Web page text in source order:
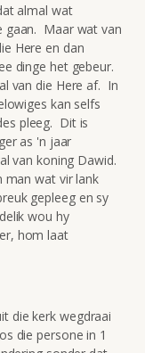
almal wat
gaan. Maar wat van
Here en dan
dinge het gebeur.
van die Here af. In
kan selfs
pleeg. Dit is
as 'n jaar
van koning Dawid.
man wat vir lank
gepleeg en sy
wou hy
hom laat
die kerk wegdraai
die persone in 1